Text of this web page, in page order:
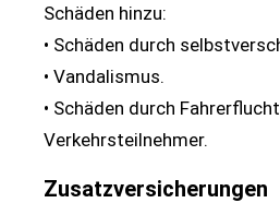
Schäden hinzu:
• Schäden durch
• Vandalismus.
• Schäden durch
Verkehrsteilnehmer.
Zusatzversicherungen